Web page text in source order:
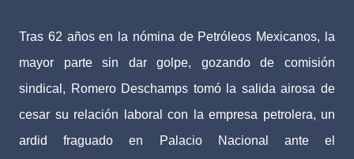
Tras 62 años en la nómina de Petróleos Mexicanos, la
mayor parte sin dar golpe, gozando de comisión
sindical, Romero Deschamps tomó la salida airosa de
cesar su relación laboral con la empresa petrolera, un
ardid fraguado en Palacio Nacional ante el